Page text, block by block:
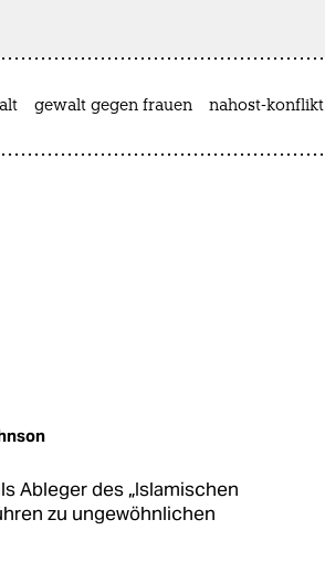
gewalt gegen frauen nahost-konflikt
Ableger des „Islamischen
zu ungewöhnlichen